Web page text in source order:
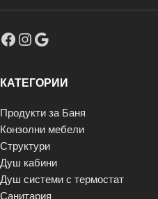
КАТЕГОРИИ
Продукти за Баня
Конзолни мебели
Структури
Душ кабини
Душ системи с термостат
Санитария